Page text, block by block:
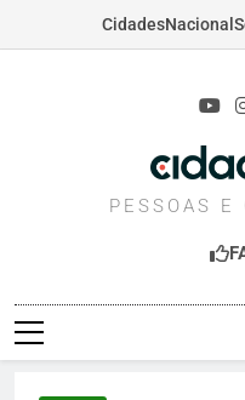
CidadesNacional
PESSOAS E